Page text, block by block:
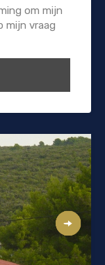
om mijn
mijn vraag